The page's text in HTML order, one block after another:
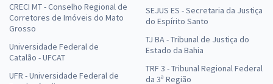
CRECI MT - Conselho Regional de
Corretores de Imóveis do Mato
Grosso
Universidade Federal de
Catalão - UFCAT
UFR - Universidade Federal de
SEJUS ES - Secretaria da Justiça
do Espírito Santo
TJ BA - Tribunal de Justiça do
Estado da Bahia
TRF 3 - Tribunal Regional Federal
da 3ª Região